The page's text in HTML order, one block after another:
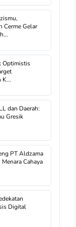
Cerme Gelar
Optimistis
K...
dan Daerah:
Gresik
PT Aldzama
Cahaya
Digital